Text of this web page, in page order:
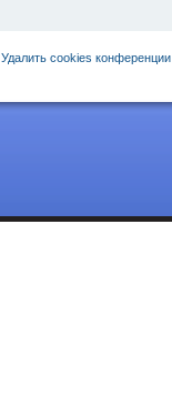
Удалить cookies конференции